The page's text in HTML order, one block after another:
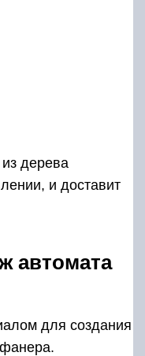
дерева
и доставит
автомата
для создания